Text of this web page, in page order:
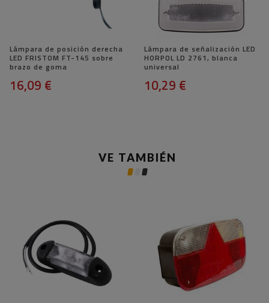
Lámpara de posición derecha
LED FRISTOM FT-145 sobre
brazo de goma
16,09 €
Lámpara de señalización LED
HORPOL LD 2761, blanca
universal
10,29 €
VE TAMBIÉN